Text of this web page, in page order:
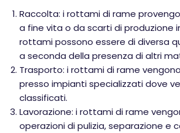
Raccolta: i rottami di rame
a fine vita o da scarti di produzione
rottami possono essere di diversa
a seconda della presenza di altri
Trasporto: i rottami di rame
presso impianti specializzati dove
classificati.
Lavorazione: i rottami di rame
operazioni di pulizia, separazione e